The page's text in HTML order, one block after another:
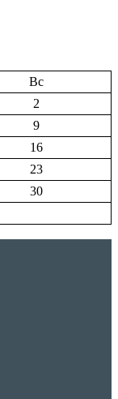
Вс
2
9
16
23
30